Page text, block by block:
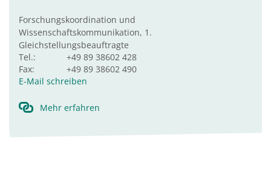
Forschungskoordination und
Wissenschaftskommunikation, 1.
Gleichstellungsbeauftragte
Tel.:
+49 89 38602 428
Fax:
+49 89 38602 490
E-Mail schreiben
Mehr erfahren